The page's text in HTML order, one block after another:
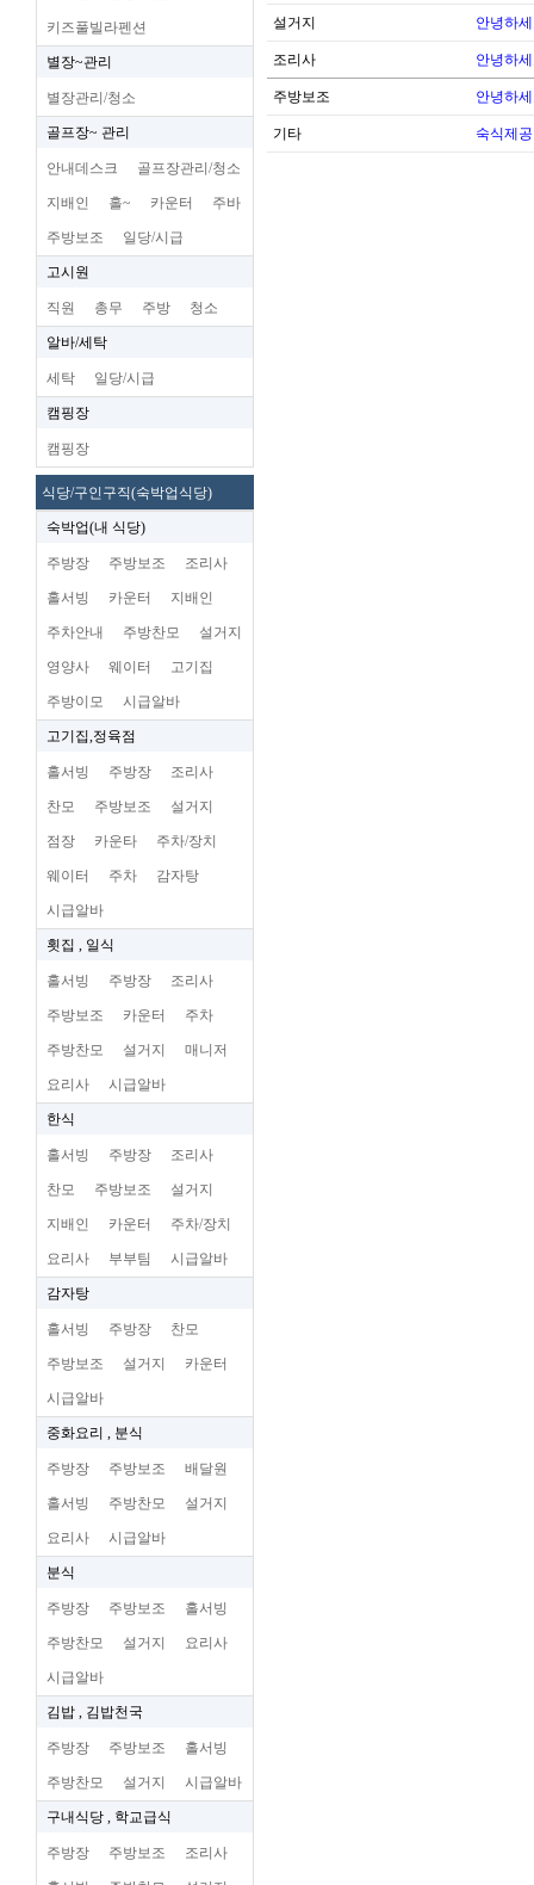
키즈풀빌라펜션
별장~관리
별장관리/청소
골프장~ 관리
안내데스크 골프장관리/청소
지배인 홀~ 카운터 주바
주방보조 일당/시급
고시원
직원 총무 주방 청소
알바/세탁
세탁 일당/시급
캠핑장
캠핑장
식당/구인구직(숙박업식당)
숙박업(내 식당)
주방장 주방보조 조리사
홀서빙 카운터 지배인
주차안내 주방찬모 설거지
영양사 웨이터 고기집
주방이모 시급알바
고기집,정육점
홀서빙 주방장 조리사
찬모 주방보조 설거지
점장 카운타 주차/장치
웨이터 주차 감자탕
시급알바
횟집 , 일식
홀서빙 주방장 조리사
주방보조 카운터 주차
주방찬모 설거지 매니저
요리사 시급알바
한식
홀서빙 주방장 조리사
찬모 주방보조 설거지
지배인 카운터 주차/장치
요리사 부부팀 시급알바
감자탕
홀서빙 주방장 찬모
주방보조 설거지 카운터
시급알바
중화요리 , 분식
주방장 주방보조 배달원
홀서빙 주방찬모 설거지
요리사 시급알바
분식
주방장 주방보조 홀서빙
주방찬모 설거지 요리사
시급알바
김밥 , 김밥천국
주방장 주방보조 홀서빙
주방찬모 설거지 시급알바
구내식당 , 학교급식
주방장 주방보조 조리사
설거지 안녕하
조리사 안녕하
주방보조 안녕하
기타 숙식제